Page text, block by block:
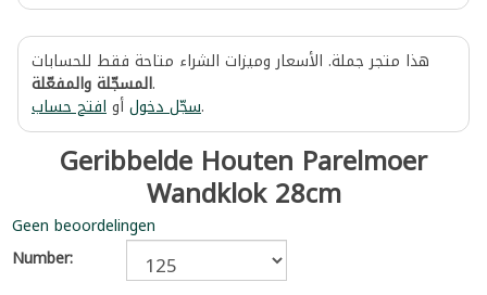
هذا متجر جملة. الأسعار وميزات الشراء متاحة فقط للحسابات
المسجّلة والمفعّلة.
سجّل دخولأوافتح حساب .
Geribbelde Houten Parelmoer
Wandklok 28cm
Geen beoordelingen
Number: